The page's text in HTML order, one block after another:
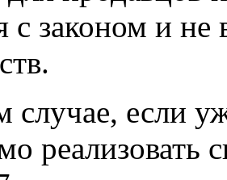
с законом и
случае, если
реализовать